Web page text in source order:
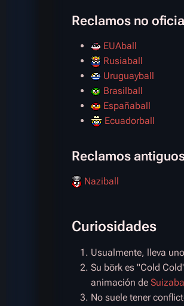
Reclamos no
EUAball
Rusiaball
Uruguayball
Brasilball
Españaball
Ecuadorball
Reclamos
Naziball
Curiosidades
Usualmente, lleva
Su börk es "Cold
animación de
No suele tener